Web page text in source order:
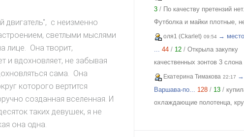
двигатель", с неизменно
светлыми мыслями
лице. Она творит,
и вдохновляет, не забывая
сама. Она
которого вертится
созданная вселенная. И
таких девушек, я не
она одна.
описанию, организатор
всегда оперативно отвечает,
удовольствием буду
еще!
3 / По качеству претензий нет.
Футболка и майки плотные,
растягиваются. Читала
тк люблю не в облипку вещи,
свой 46р-р заказала все вещи
все равно получилось в
на мой взгляд на рост 165-168
оля1 (Ckarlet) 09:54 →
... 44 / 12 / Открыла закупку
качественных зонтов 3 слона
,пробуем собрать
https://zakupki.deti74.ru/
route=purchase/
Екатерина Тимакова 22:17 →
Варшава-по... 128 / 13 /
охлаждающие полотенца,